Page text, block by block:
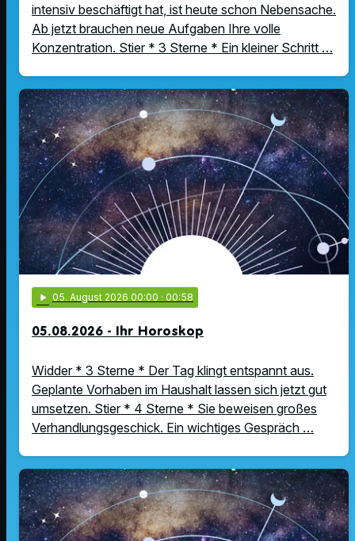
intensiv beschäftigt hat, ist heute schon Nebensache.
Ab jetzt brauchen neue Aufgaben Ihre volle
Konzentration. Stier * 3 Sterne * Ein kleiner Schritt …
play_arrow 05. August 2026 00:00 · 00:58
05.08.2026 - Ihr Horoskop
Widder * 3 Sterne * Der Tag klingt entspannt aus.
Geplante Vorhaben im Haushalt lassen sich jetzt gut
umsetzen. Stier * 4 Sterne * Sie beweisen großes
Verhandlungsgeschick. Ein wichtiges Gespräch …